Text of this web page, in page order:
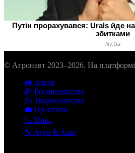
© Агронавт 2023–2026. На платформі
🚜 Земля
🌽 Рослинництво
🐽 Тваринництво
💼 Практики
📉 Ціни
🔧 Agro & Auto